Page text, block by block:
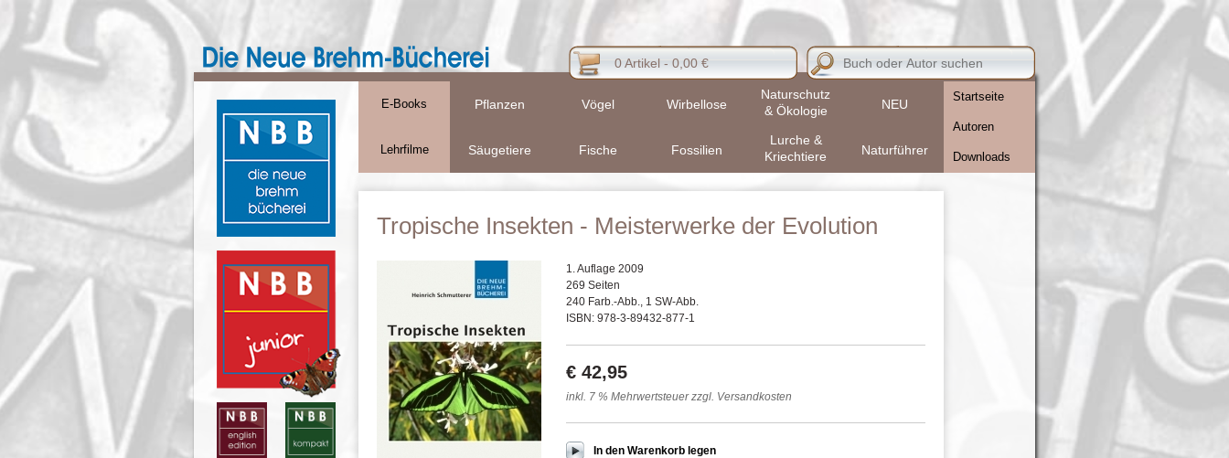
0 Artikel - 0,00 €
E-Books
Lehrfilme
Pflanzen Vögel Wirbellose
Naturschutz
& Ökologie
NEU
Säugetiere Fische Fossilien
Lurche &
Kriechtiere
Naturführer
Startseite
Autoren
Downloads
Tropische Insekten - Meisterwerke der Evolution
1. Auflage 2009
269 Seiten
240 Farb.-Abb., 1 SW-Abb.
ISBN: 978-3-89432-877-1
€ 42,95
inkl. 7 % Mehrwertsteuer zzgl. Versandkosten
In den Warenkorb legen